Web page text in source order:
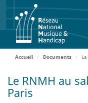
RNMH
Missions
Adhérents
Zoom Adhérents
contenu
principal
Accueil Documents
Le RNMH au
Paris